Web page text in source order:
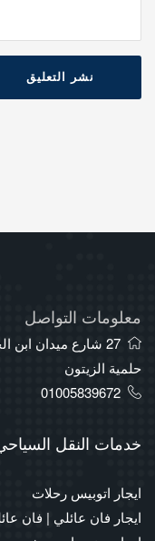
نشر التعليق
معلومات التواصل
27 شارع ميدان ابن
حلمية الزيتون
01005839672
خدمات النقل
ايجار اتوبيس رحلات
ايجار فان عائلي | فان عائلي